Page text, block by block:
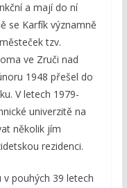
a mají do ní
se Karfík významně
tzv.
ve Zruči nad
1948 přešel do
V letech 1979-
univerzitě na
několik jím
rezidenci.
pouhých 39 letech